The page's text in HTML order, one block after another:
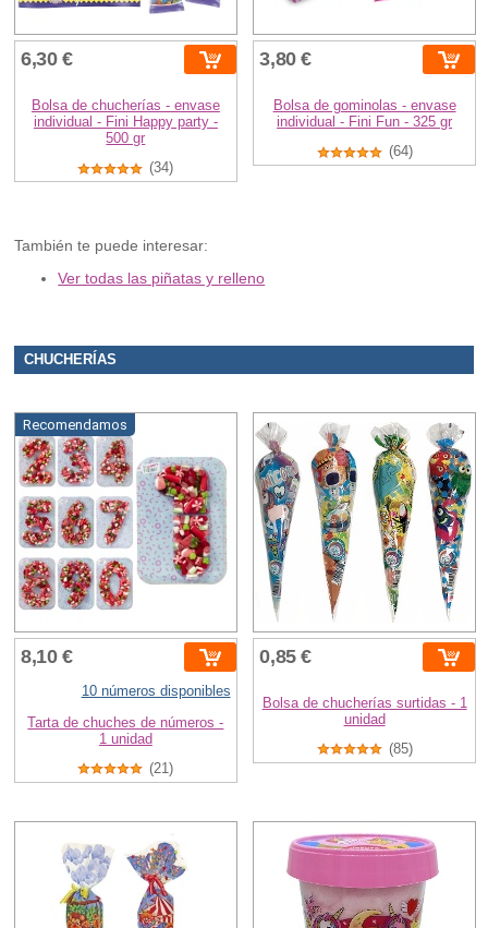
6,30 €
Bolsa de chucherías - envase
individual - Fini Happy party -
500 gr
(34)
3,80 €
Bolsa de gominolas - envase
individual - Fini Fun - 325 gr
(64)
También te puede interesar:
Ver todas las piñatas y relleno
CHUCHERÍAS
Recomendamos
8,10 €
10 números disponibles
Tarta de chuches de números -
1 unidad
(21)
0,85 €
Bolsa de chucherías surtidas - 1
unidad
(85)